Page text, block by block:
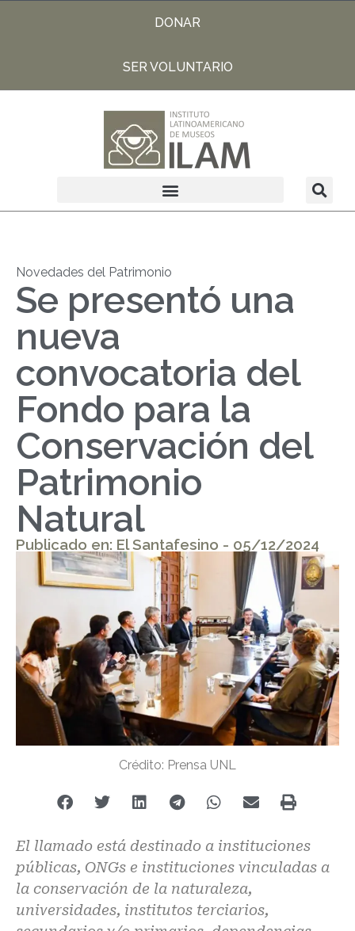
DONAR
SER VOLUNTARIO
Novedades del Patrimonio
Se presentó una
nueva
convocatoria del
Fondo para la
Conservación del
Patrimonio
Natural
Publicado en: El Santafesino - 05/12/2024
Crédito: Prensa UNL
El llamado está destinado a instituciones
públicas, ONGs e instituciones vinculadas a
la conservación de la naturaleza,
universidades, institutos terciarios,